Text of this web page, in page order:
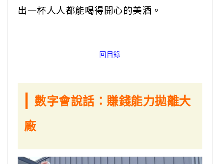
出一杯人人都能喝得開心的美酒。
回目錄
| 數字會說話：賺錢能力拋離大
廠